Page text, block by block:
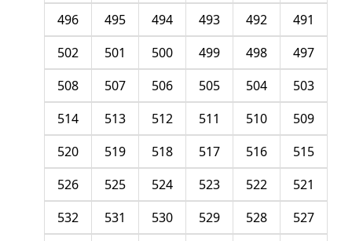
491
492
493
494
495
496
497
498
499
500
501
502
503
504
505
506
507
508
509
510
511
512
513
514
515
516
517
518
519
520
521
522
523
524
525
526
527
528
529
530
531
532